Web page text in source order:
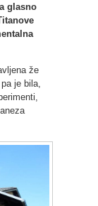
glasno
že
je bila,